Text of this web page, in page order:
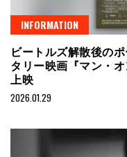
INFORMATION
ビートルズ解散後の
タリー映画『マン・
上映
2026.01.29